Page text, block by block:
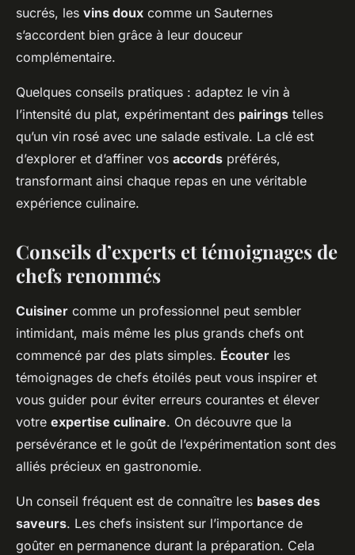
sucrés, les vins doux comme un Sauternes
s’accordent bien grâce à leur douceur
complémentaire.
Quelques conseils pratiques : adaptez le vin à
l’intensité du plat, expérimentant des pairings telles
qu’un vin rosé avec une salade estivale. La clé est
d’explorer et d’affiner vos accords préférés,
transformant ainsi chaque repas en une véritable
expérience culinaire.
Conseils d’experts et témoignages de
chefs renommés
Cuisiner comme un professionnel peut sembler
intimidant, mais même les plus grands chefs ont
commencé par des plats simples. Écouter les
témoignages de chefs étoilés peut vous inspirer et
vous guider pour éviter erreurs courantes et élever
votre expertise culinaire. On découvre que la
persévérance et le goût de l’expérimentation sont des
alliés précieux en gastronomie.
Un conseil fréquent est de connaître les bases des
saveurs. Les chefs insistent sur l’importance de
goûter en permanence durant la préparation. Cela